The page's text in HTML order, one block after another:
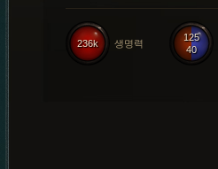
125
40
236k 생명력